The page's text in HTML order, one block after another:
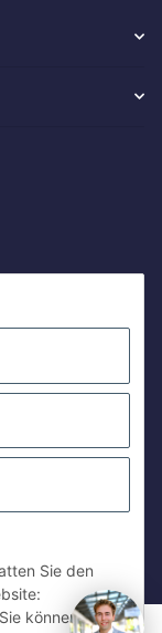
Uhr
Group
Sie den
können die